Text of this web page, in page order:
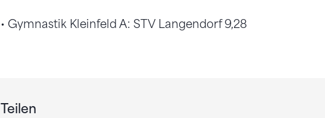
• Gymnastik Kleinfeld A: STV Langendorf 9,28
Teilen